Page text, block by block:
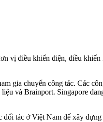
vị điều khiển điện, điều
gia chuyến công tác. Các
và Brainport. Singapore
tác ở Việt Nam để xây